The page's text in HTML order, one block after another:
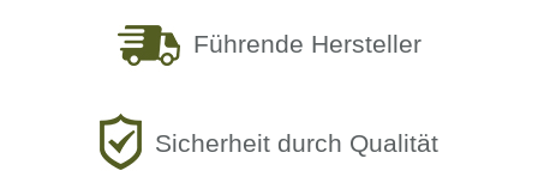
Führende Hersteller
Sicherheit durch Qualität